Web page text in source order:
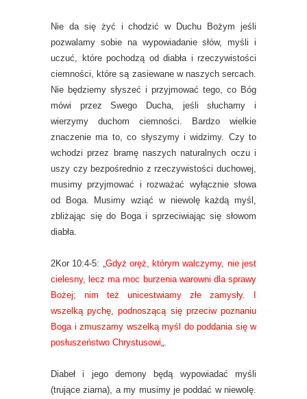
Nie da się żyć i chodzić w Duchu Bożym jeśli
pozwalamy sobie na wypowiadanie słów, myśli i
uczuć, które pochodzą od diabła i rzeczywistości
ciemności, które są zasiewane w naszych sercach.
Nie będziemy słyszeć i przyjmować tego, co Bóg
mówi przez Swego Ducha, jeśli słuchamy i
wierzymy duchom ciemności. Bardzo wielkie
znaczenie ma to, co słyszymy i widzimy. Czy to
wchodzi przez bramę naszych naturalnych oczu i
uszy czy bezpośrednio z rzeczywistości duchowej,
musimy przyjmować i rozważać wyłącznie słowa
od Boga. Musimy wziąć w niewolę każdą myśl,
zbliżając się do Boga i sprzeciwiając się słowom
diabła.
2Kor 10:4-5: „Gdyż oręż, którym walczymy, nie jest
cielesny, lecz ma moc burzenia warowni dla sprawy
Bożej; nim też unicestwiamy złe zamysły. I
wszelką pychę, podnoszącą się przeciw poznaniu
Boga i zmuszamy wszelką myśl do poddania się w
posłuszeństwo Chrystusowi„.
Diabeł i jego demony będą wypowiadać myśli
(trujące ziarna), a my musimy je poddać w niewolę.